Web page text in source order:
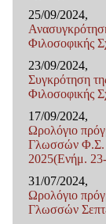
25/09/2024,
Φιλοσοφικής
23/09/2024,
Συγκρότηση
Φιλοσοφικής
17/09/2024,
Ωρολόγιο
Γλωσσών Φ.Σ.
2025(Ενήμ.
31/07/2024,
Ωρολόγιο
Γλωσσών